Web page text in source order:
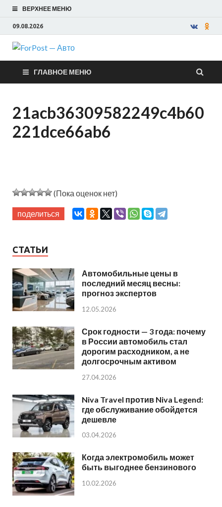
ВЕРХНЕЕ МЕНЮ
09.08.2026
ForPost —
Авто
ГЛАВНОЕ МЕНЮ
21acb36309582249c4b60
221dce66ab6
(Пока оценок нет)
поделиться
СТАТЬИ
Автомобильные цены в
последний месяц весны:
прогноз экспертов
12.05.2026
Срок годности — 3 года: почему
в России автомобиль стал
дорогим расходником, а не
долгосрочным активом
27.04.2026
Niva Travel против Niva Legend:
где обслуживание обойдется
дешевле
03.04.2026
Когда электромобиль может
быть выгоднее бензинового
10.02.2026